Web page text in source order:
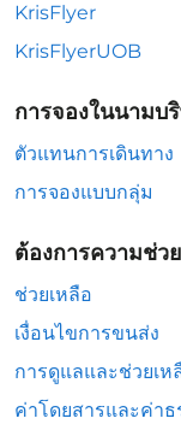
KrisFlyer
KrisFlyerUOB
การจองในนามบ
ตัวแทนการเดินทาง
การจองแบบกลุ่ม
ต้องการความช่ว
ช่วยเหลือ
เงื่อนไขการขนส่ง
การดูแลและช่วยเห
ค่าโดยสารและค่าธ